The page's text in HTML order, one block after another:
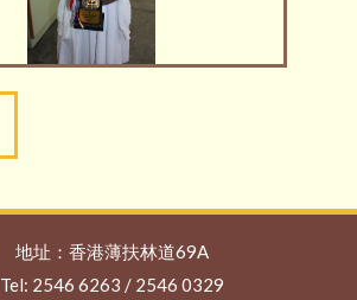
地址：香港薄扶林道69A
Tel: 2546 6263 / 2546 0329